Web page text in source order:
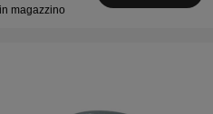
in magazzino